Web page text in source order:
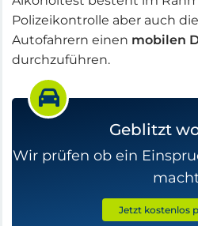
Polizeikontrolle aber auch
Autofahrern einen mobilen
durchzuführen.
Geblitzt
Wir prüfen ob ein
Jetzt kostenlos